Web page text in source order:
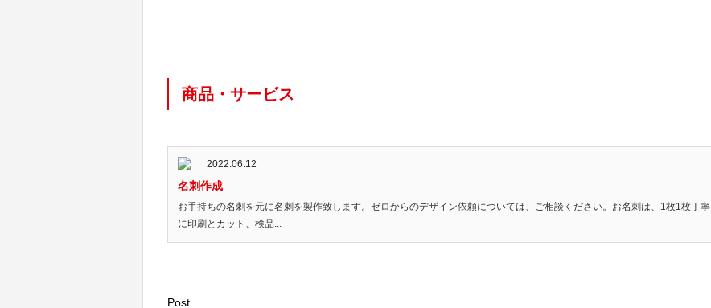
商品・サービス
2022.06.12
名刺作成
お手持ちの名刺を元に名刺を製作致します。ゼロからのデザイン依頼については、ご相談ください。お名刺は、1枚1枚丁寧
に印刷とカット、検品...
Post